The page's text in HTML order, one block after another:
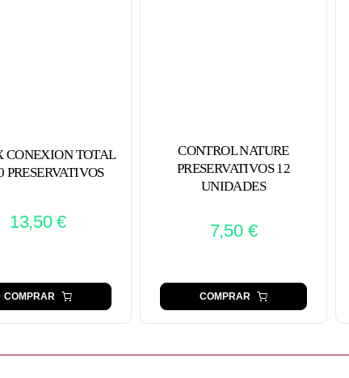
CONEXION TOTAL
PRESERVATIVOS
13,50€
COMPRAR
CONTROL NATURE
PRESERVATIVOS 12
UNIDADES
7,50 €
COMPRAR